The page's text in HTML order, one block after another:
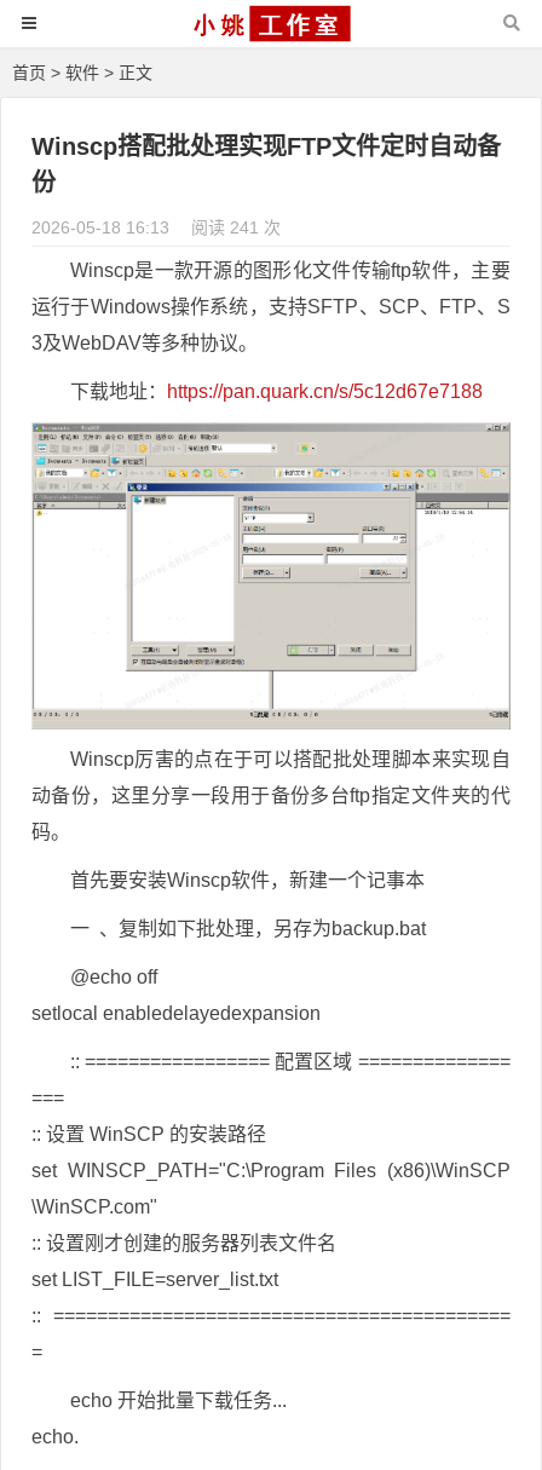
首页 > 软件 > 正文
Winscp搭配批处理实现FTP文件定时自动备
份
2026-05-18 16:13 阅读 241 次
Winscp是一款开源的图形化文件传输ftp软件，主要
运行于Windows操作系统，支持SFTP、SCP、FTP、S
3及WebDAV等多种协议。
下载地址： https://pan.quark.cn/s/5c12d67e7188
Winscp厉害的点在于可以搭配批处理脚本来实现自
动备份，这里分享一段用于备份多台ftp指定文件夹的代
码。
首先要安装Winscp软件，新建一个记事本
一 、复制如下批处理，另存为backup.bat
@echo off
setlocal enabledelayedexpansion
:: ================= 配置区域 ==============
===
:: 设置 WinSCP 的安装路径
set WINSCP_PATH="C:\Program Files (x86)\WinSCP
\WinSCP.com"
:: 设置刚才创建的服务器列表文件名
set LIST_FILE=server_list.txt
:: ==========================================
=
echo 开始批量下载任务...
echo.